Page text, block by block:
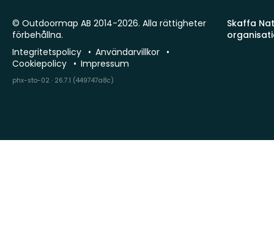
Skaffa
© Outdoormap AB 2014-2026. Alla rättigheter
förbehållna.
Integritetspolicy
Användarvillkor
Cookiepolicy
Impressum
phx-sto-02 · 26.7.1 (449747a8c)